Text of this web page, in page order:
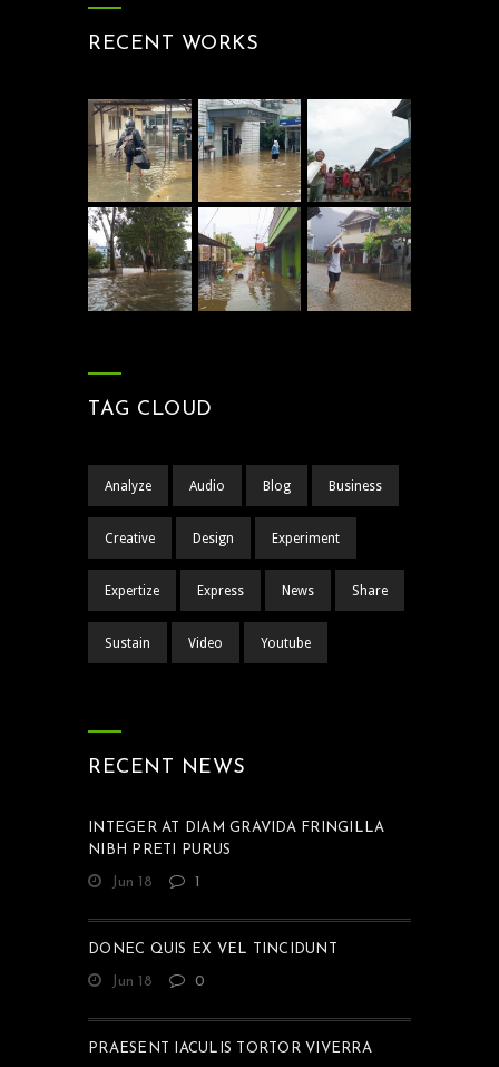
RECENT WORKS
TAG CLOUD
Analyze Audio Blog Business
Creative Design Experiment
Expertize Express News Share
Sustain Video Youtube
RECENT NEWS
INTEGER AT DIAM GRAVIDA FRINGILLA
NIBH PRETI PURUS
Jun 18 1
DONEC QUIS EX VEL TINCIDUNT
Jun 18 0
PRAESENT IACULIS TORTOR VIVERRA